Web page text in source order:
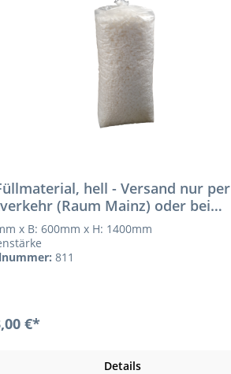
hell - Versand nur per
(Raum Mainz) oder bei
x B: 600mm x H: 1400mm
811
€*
Details